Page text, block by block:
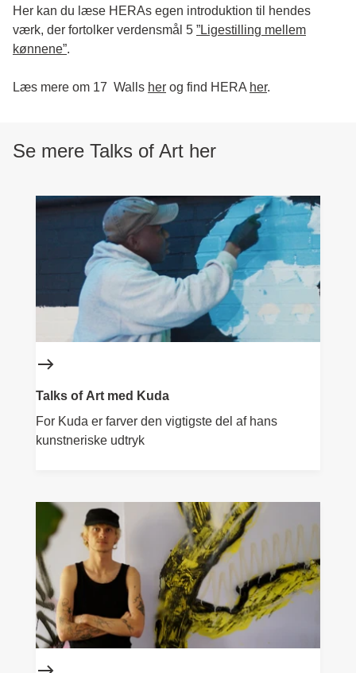
Her kan du læse HERAs egen introduktion til hendes
værk, der fortolker verdensmål 5 ”Ligestilling mellem
kønnene”.
Læs mere om 17 Walls her og find HERA her.
Se mere Talks of Art her
Talks of Art med Kuda
For Kuda er farver den vigtigste del af hans
kunstneriske udtryk